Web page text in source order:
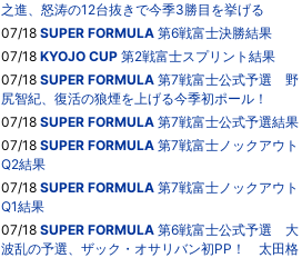
之進、怒涛の12台抜きで今季3勝目を挙げる
07/18 SUPER FORMULA 第6戦富士決勝結果
07/18 KYOJO CUP 第2戦富士スプリント結果
07/18 SUPER FORMULA 第7戦富士公式予選 野
尻智紀、復活の狼煙を上げる今季初ポール！
07/18 SUPER FORMULA 第7戦富士公式予選結果
07/18 SUPER FORMULA 第7戦富士ノックアウト
Q2結果
07/18 SUPER FORMULA 第7戦富士ノックアウト
Q1結果
07/18 SUPER FORMULA 第6戦富士公式予選 大
波乱の予選、ザック・オサリバン初PP！ 太田格